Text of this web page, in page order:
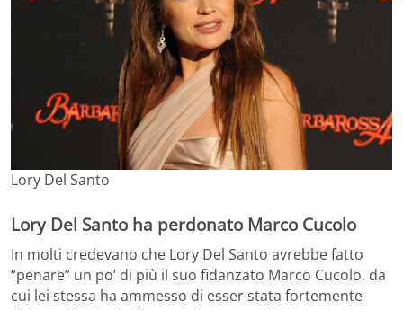
Lory Del Santo
Lory Del Santo ha perdonato Marco Cucolo
In molti credevano che Lory Del Santo avrebbe fatto
“penare” un po’ di più il suo fidanzato Marco Cucolo, da
cui lei stessa ha ammesso di esser stata fortemente